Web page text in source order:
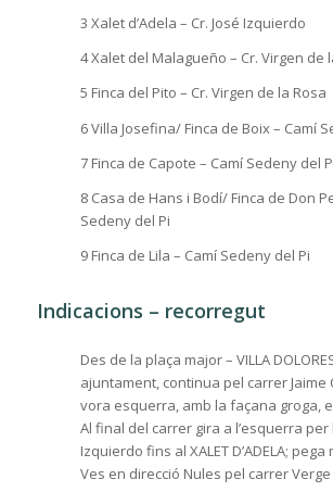
3 Xalet d’Adela – Cr. José Izquierdo
4 Xalet del Malagueño – Cr. Virgen de
5 Finca del Pito – Cr. Virgen de la Rosa
6 Villa Josefina/ Finca de Boix – Camí
7 Finca de Capote – Camí Sedeny del
8 Casa de Hans i Bodí/ Finca de Don
Sedeny del Pi
9 Finca de Lila – Camí Sedeny del Pi
Indicacions – recorregut
Des de la plaça major – VILLA
ajuntament, continua pel carrer Jaime
vora esquerra, amb la façana groga,
Al final del carrer gira a l’esquerra per
Izquierdo fins al XALET D’ADELA;
Ves en direcció Nules pel carrer